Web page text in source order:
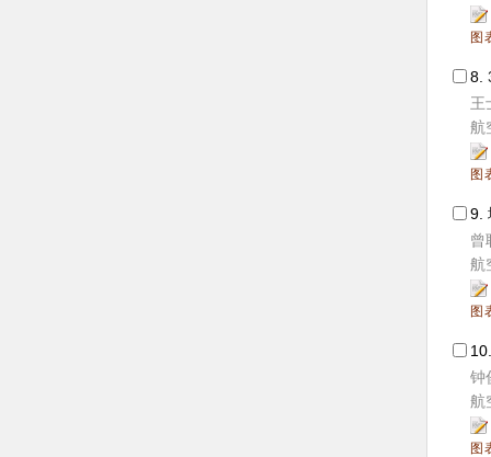
图
8.
王
航
图
9.
曾
航
图
钟
航
图